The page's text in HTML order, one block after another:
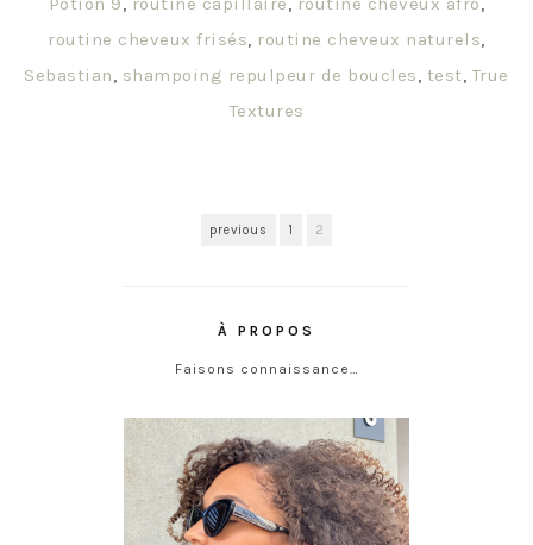
routine cheveux frisés, routine cheveux naturels,
Sebastian, shampoing repulpeur de boucles, test, True
Textures
previous 1 2
À PROPOS
Faisons connaissance…